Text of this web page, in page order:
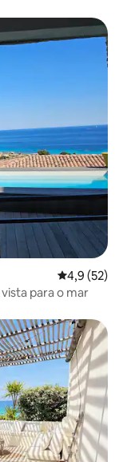
4,9 de uma
4,9 (52)
para o mar